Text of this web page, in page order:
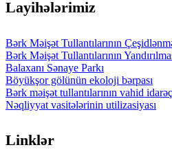
Layihələrimiz
Bərk Məişət Tullantılarının
Bərk Məişət Tullantılarının
Balaxanı Sənaye Parkı
Böyükşor gölünün ekoloji bərpası
Bərk məişət tullantılarının vahid
Nəqliyyat vasitələrinin utilizasiyası
Linklər